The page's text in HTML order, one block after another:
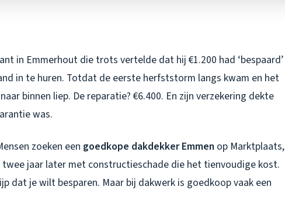
in Emmerhout die trots vertelde dat hij €1.200 had ‘bespaard’
in te huren. Totdat de eerste herfststorm langs kwam en het
binnen liep. De reparatie? €6.400. En zijn verzekering dekte
was.
zoeken een goedkope dakdekker Emmen op Marktplaats,
jaar later met constructieschade die het tienvoudige kost.
dat je wilt besparen. Maar bij dakwerk is goedkoop vaak een